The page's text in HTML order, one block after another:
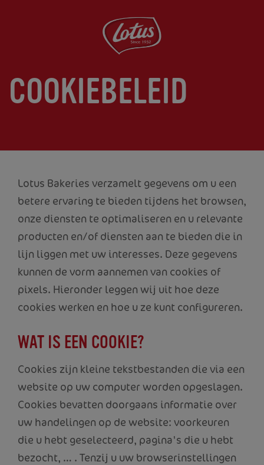
inhoud
gaan
COOKIEBELEID
Lotus Bakeries verzamelt gegevens om u een
betere ervaring te bieden tijdens het browsen,
onze diensten te optimaliseren en u relevante
producten en/of diensten aan te bieden die in
lijn liggen met uw interesses. Deze gegevens
kunnen de vorm aannemen van cookies of
pixels. Hieronder leggen wij uit hoe deze
cookies werken en hoe u ze kunt configureren.
WAT IS EEN COOKIE?
Cookies zijn kleine tekstbestanden die via een
website op uw computer worden opgeslagen.
Cookies bevatten doorgaans informatie over
uw handelingen op de website: voorkeuren
die u hebt geselecteerd, pagina's die u hebt
bezocht, … . Tenzij u uw browserinstellingen